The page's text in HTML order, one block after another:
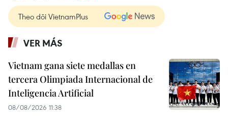
Theo dõi VietnamPlus
VER MÁS
Vietnam gana siete medallas en
tercera Olimpiada Internacional de
Inteligencia Artificial
08/08/2026 11:38